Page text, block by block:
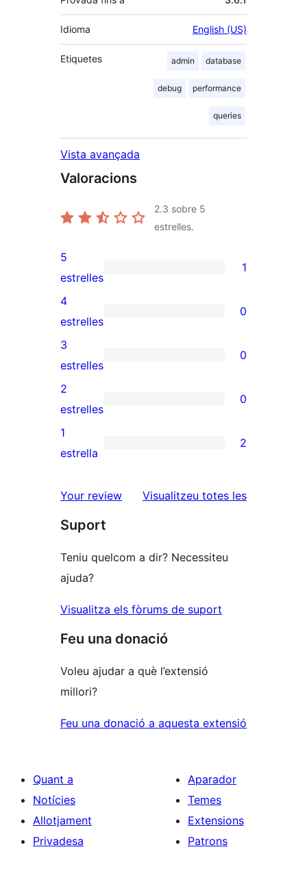
Idioma English (US)
Etiquetes admin database
debug performance
queries
Vista avançada
Valoracions
2.3 sobre 5
estrelles.
1
valoració
de
5
estrelles
5
estrelles
1
0
valoracions
de
4
estrelles
4
estrelles
0
0
valoracions
de
3
estrelles
3
estrelles
0
0
valoracions
de
estrelles
2
estrelles
0
2
de
estrelles
1
estrella
2
Your review Visualitzeu totes lesressenyes
Suport
Teniu quelcom a dir? Necessiteu
ajuda?
Visualitza els fòrums de suport
Feu una donació
Voleu ajudar a què l’extensió
millori?
Feu una donació a aquesta extensió
Quant a
Notícies
Allotjament
Privadesa
Aparador
Temes
Extensions
Patrons